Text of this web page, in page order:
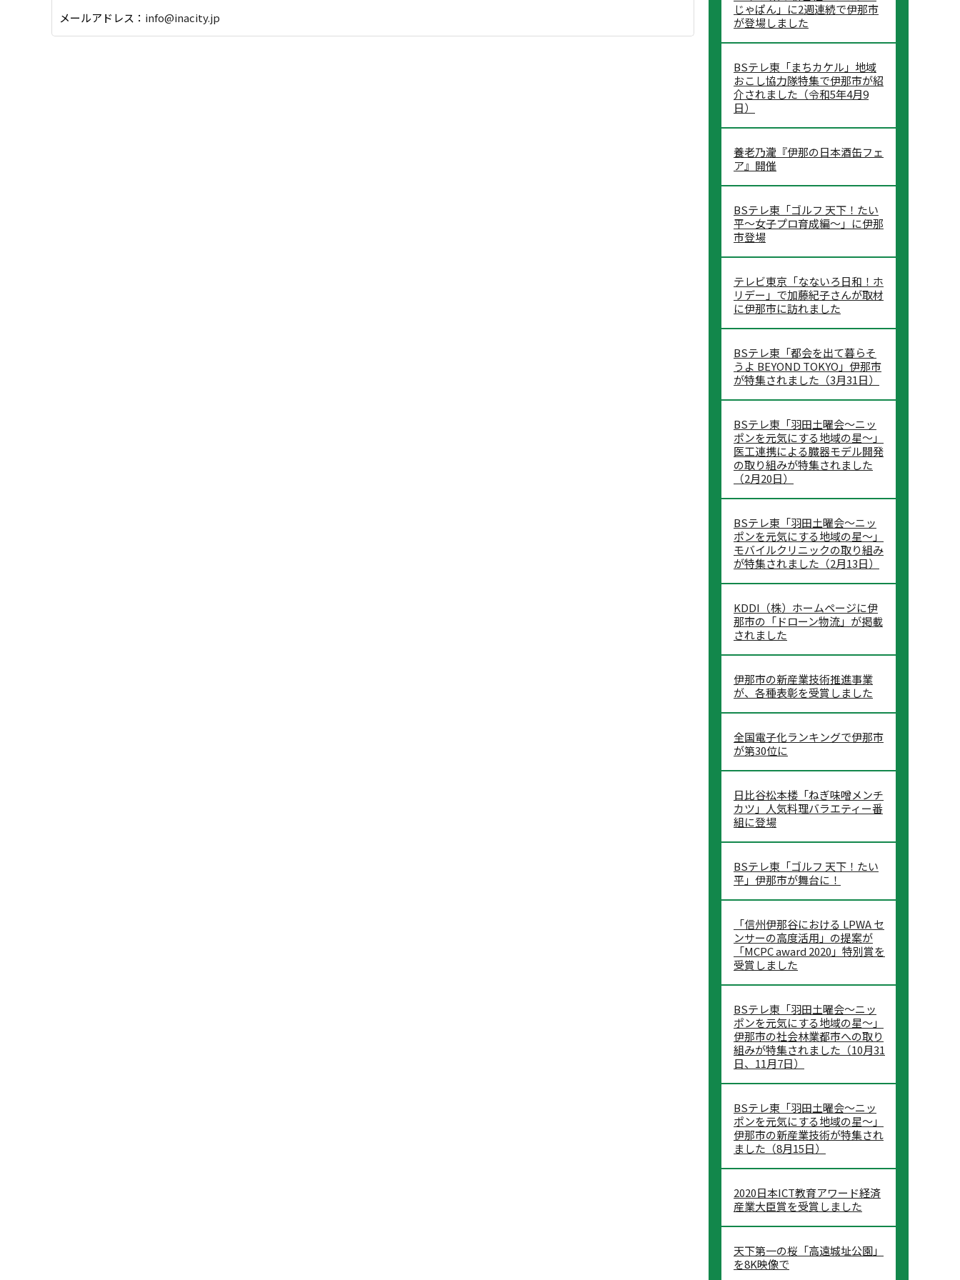
メールアドレス： info@inacity.jp
じゃぱん」に2週連続で伊那市
が登場しました
BSテレ東「まちカケル」地域
おこし協力隊特集で伊那市が紹
介されました（令和5年4月9
日）
養老乃瀧『伊那の日本酒缶フェ
ア』開催
BSテレ東「ゴルフ 天下！たい
平～女子プロ育成編～」に伊那
市登場
テレビ東京「なないろ日和！ホ
リデー」で加藤紀子さんが取材
に伊那市に訪れました
BSテレ東「都会を出て暮らそ
うよ BEYOND TOKYO」伊那市
が特集されました（3月31日）
BSテレ東「羽田土曜会～ニッ
ポンを元気にする地域の星～」
医工連携による臓器モデル開発
の取り組みが特集されました
（2月20日）
BSテレ東「羽田土曜会～ニッ
ポンを元気にする地域の星～」
モバイルクリニックの取り組み
が特集されました（2月13日）
KDDI（株）ホームページに伊
那市の「ドローン物流」が掲載
されました
伊那市の新産業技術推進事業
が、各種表彰を受賞しました
全国電子化ランキングで伊那市
が第30位に
日比谷松本楼「ねぎ味噌メンチ
カツ」人気料理バラエティー番
組に登場
BSテレ東「ゴルフ 天下！たい
平」伊那市が舞台に！
「信州伊那谷における LPWA セ
ンサーの高度活用」の提案が
「MCPC award 2020」特別賞を
受賞しました
BSテレ東「羽田土曜会～ニッ
ポンを元気にする地域の星～」
伊那市の社会林業都市への取り
組みが特集されました（10月31
日、11月7日）
BSテレ東「羽田土曜会～ニッ
ポンを元気にする地域の星～」
伊那市の新産業技術が特集され
ました（8月15日）
2020日本ICT教育アワード経済
産業大臣賞を受賞しました
天下第一の桜「高遠城址公園」
を8K映像で